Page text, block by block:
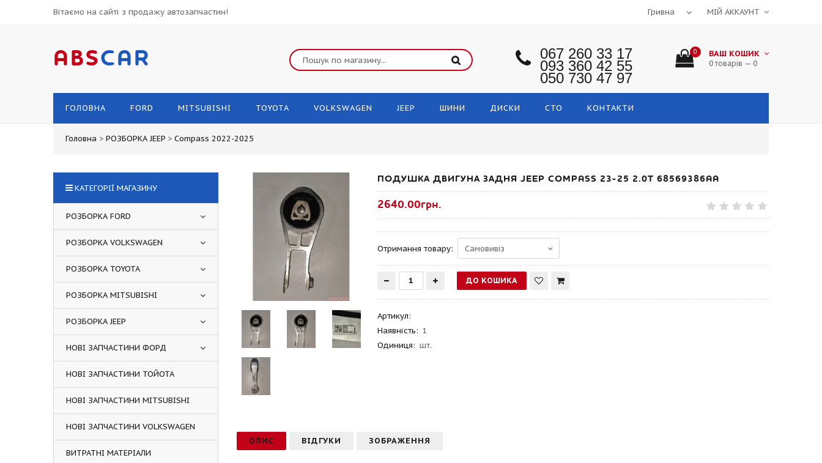
Вітаємо на сайті з продажу автозапчастин! МІЙ АККАУНТ
ABSCAR 067 260 33 17
093 360 42 55
050 730 47 97
0 ВАШ КОШИК
0 товарів — 0
ГОЛОВНА FORD MITSUBISHI TOYOTA VOLKSWAGEN JEEP ШИНИ ДИСКИ СТО КОНТАКТИ
Головна > РОЗБОРКА JEEP > Compass 2022-2025
ПОДУШКА ДВИГУНА ЗАДНЯ JEEP COMPASS 23-25 2.0T 68569386AA
2640.00грн.
Отримання товару:
Артикул:
Наявність: 1
Одиниця: шт.
ОПИС ВІДГУКИ ЗОБРАЖЕННЯ
КАТЕГОРІЇ МАГАЗИНУ
РОЗБОРКА FORD
РОЗБОРКА VOLKSWAGEN
РОЗБОРКА TOYOTA
РОЗБОРКА MITSUBISHI
РОЗБОРКА JEEP
НОВІ ЗАПЧАСТИНИ ФОРД
НОВІ ЗАПЧАСТИНИ ТОЙОТА
НОВІ ЗАПЧАСТИНИ MITSUBISHI
НОВІ ЗАПЧАСТИНИ VOLKSWAGEN
ВИТРАТНІ МАТЕРІАЛИ